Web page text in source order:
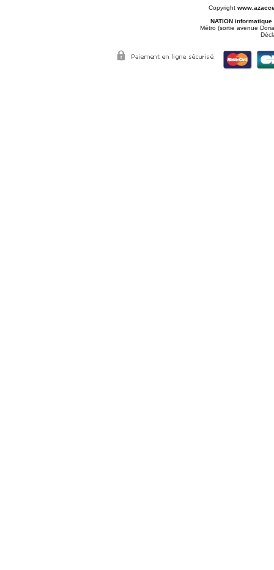
Copyright
NATION informatique
Métro (sortie avenue